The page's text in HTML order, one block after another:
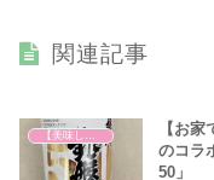
関連記事
【お
のコラ
50」